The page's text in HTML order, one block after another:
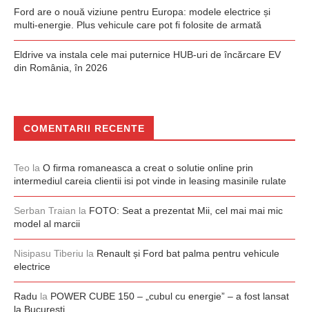
Ford are o nouă viziune pentru Europa: modele electrice și
multi-energie. Plus vehicule care pot fi folosite de armată
Eldrive va instala cele mai puternice HUB-uri de încărcare EV
din România, în 2026
COMENTARII RECENTE
Teo la O firma romaneasca a creat o solutie online prin
intermediul careia clientii isi pot vinde in leasing masinile rulate
Serban Traian la FOTO: Seat a prezentat Mii, cel mai mai mic
model al marcii
Nisipasu Tiberiu la Renault și Ford bat palma pentru vehicule
electrice
Radu la POWER CUBE 150 – „cubul cu energie” – a fost lansat
la București